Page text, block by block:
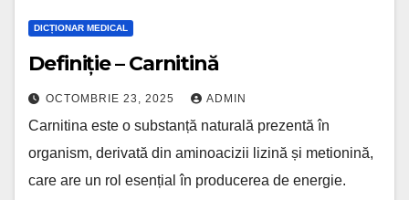
DICȚIONAR MEDICAL
Definiție – Carnitină
OCTOMBRIE 23, 2025 ADMIN
Carnitina este o substanță naturală prezentă în
organism, derivată din aminoacizii lizină și metionină,
care are un rol esențial în producerea de energie.